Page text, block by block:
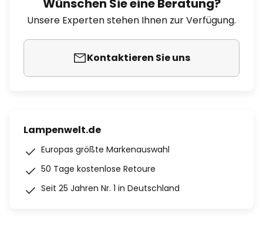
Wünschen Sie eine Beratung?
Unsere Experten stehen Ihnen zur Verfügung.
Kontaktieren Sie uns
Lampenwelt.de
Europas größte Markenauswahl
50 Tage kostenlose Retoure
Seit 25 Jahren Nr. 1 in Deutschland